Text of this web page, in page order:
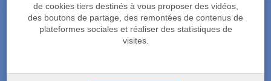
de cookies tiers destinés à vous proposer des vidéos,
des boutons de partage, des remontées de contenus de
plateformes sociales et réaliser des statistiques de
visites.